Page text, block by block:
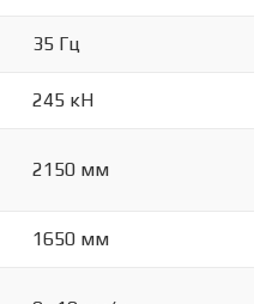
35 Гц
245 кН
2150 мм
1650 мм